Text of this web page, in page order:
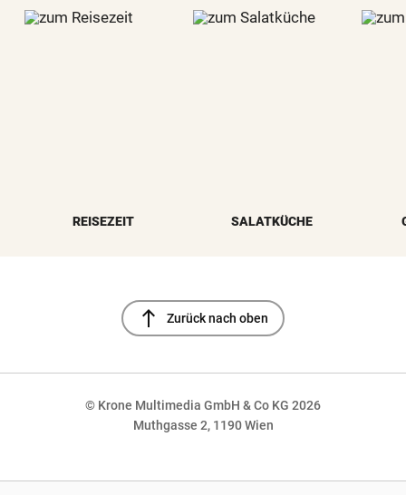
REISEZEIT SALATKÜCHE
north Zurück nach oben
© Krone Multimedia GmbH & Co KG 2026
Muthgasse 2, 1190 Wien
NaN%